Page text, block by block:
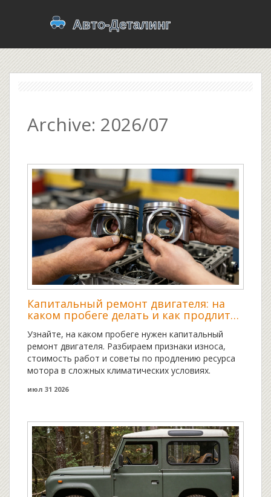
Archive: 2026/07
Капитальный ремонт двигателя: на
каком пробеге делать и как продлить
жизнь мотору
Узнайте, на каком пробеге нужен капитальный
ремонт двигателя. Разбираем признаки износа,
стоимость работ и советы по продлению ресурса
мотора в сложных климатических условиях.
июл 31 2026